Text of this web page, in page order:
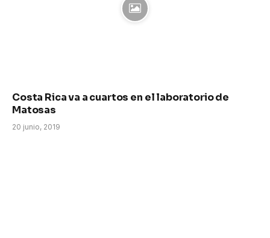
Costa Rica va a cuartos en el laboratorio de
Matosas
20 junio, 2019